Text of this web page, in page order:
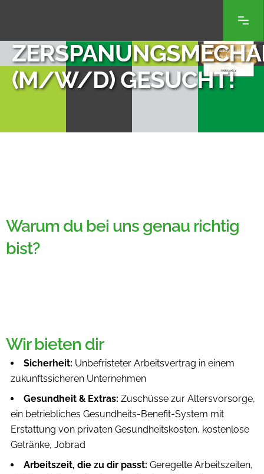
(M/W/D) GESUCHT!
Warum du bei uns genau richtig
bist?
Wir bieten dir
Sicherheit: Unbefristeter Arbeitsvertrag in einem
zukunftssicheren Unternehmen
Gesundheit & Extras: Zuschüsse zur Altersvorsorge,
ein betriebliches Gesundheits-Benefit-System mit
Erstattung von privaten Gesundheitskosten, kostenlose
Getränke, Jobrad
Arbeitszeit, die zu dir passt: Geregelte Arbeitszeiten,